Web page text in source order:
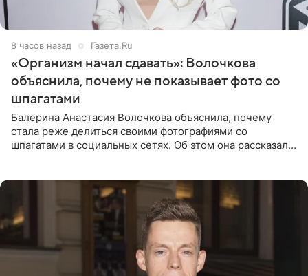
8 часов назад Газета.Ru
«Организм начал сдавать»: Волочкова
объяснила, почему не показывает фото со
шпагатами
Балерина Анастасия Волочкова объяснила, почему
стала реже делиться своими фотографиями со
шпагатами в социальных сетях. Об этом она рассказала